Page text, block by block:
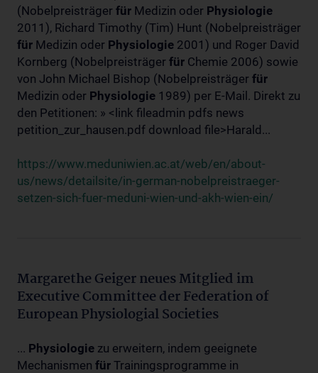
(Nobelpreisträger für Medizin oder Physiologie
2011), Richard Timothy (Tim) Hunt (Nobelpreisträger
für Medizin oder Physiologie 2001) und Roger David
Kornberg (Nobelpreisträger für Chemie 2006) sowie
von John Michael Bishop (Nobelpreisträger für
Medizin oder Physiologie 1989) per E-Mail. Direkt zu
den Petitionen: » <link fileadmin pdfs news
petition_zur_hausen.pdf download file>Harald...
https://www.meduniwien.ac.at/web/en/about-
us/news/detailsite/in-german-nobelpreistraeger-
setzen-sich-fuer-meduni-wien-und-akh-wien-ein/
Margarethe Geiger neues Mitglied im
Executive Committee der Federation of
European Physiologial Societies
... Physiologie zu erweitern, indem geeignete
Mechanismen für Trainingsprogramme in